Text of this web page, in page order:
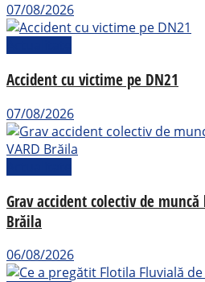
07/08/2026
Accident cu victime pe DN21
07/08/2026
Grav accident colectiv de
Brăila
06/08/2026